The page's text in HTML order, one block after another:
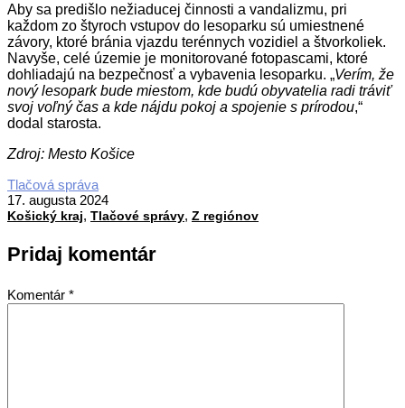
Aby sa predišlo nežiaducej činnosti a vandalizmu, pri
každom zo štyroch vstupov do lesoparku sú umiestnené
závory, ktoré bránia vjazdu terénnych vozidiel a štvorkoliek.
Navyše, celé územie je monitorované fotopascami, ktoré
dohliadajú na bezpečnosť a vybavenia lesoparku. „Verím, že
nový lesopark bude miestom, kde budú obyvatelia radi tráviť
svoj voľný čas a kde nájdu pokoj a spojenie s prírodou,“
dodal starosta.
Zdroj: Mesto Košice
2024-
08-
17
Tlačová správa
17. augusta 2024
Košický kraj, Tlačové správy, Z regiónov
Pridaj komentár
Komentár *